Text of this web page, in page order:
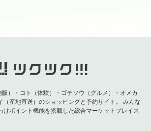
）・コト（体験）・ゴチソウ（グルメ）・オメカ
（産地直送）のショッピングと予約サイト。
みんな
けポイント機能を搭載した総合マーケットプレイス